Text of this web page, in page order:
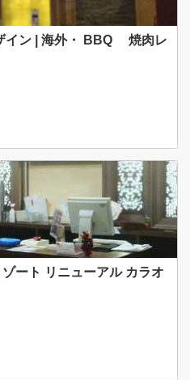
ン | 海外・ BBQ 焼肉レ